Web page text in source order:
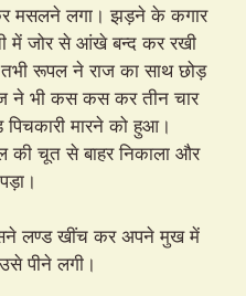
मसलने लगा। झड़ने के कगार
में जोर से आंखे बन्द कर रखी
रूपल ने राज का साथ छोड़
ने भी कस कस कर तीन चार
मारने को हुआ।
चूत से बाहर निकाला और
लण्ड खींच कर अपने मुख में
पीने लगी।